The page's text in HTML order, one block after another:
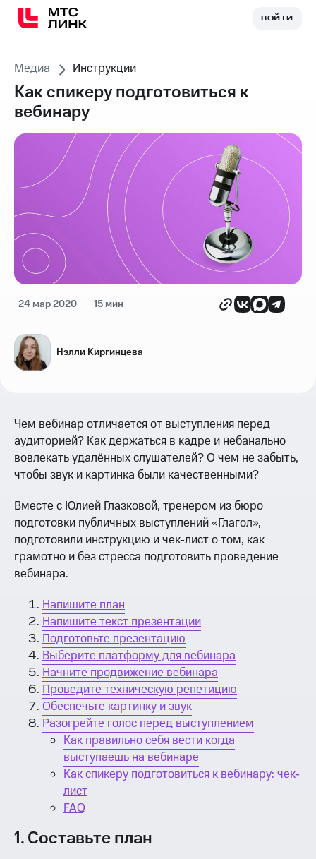
ВОЙТИВОЙТИ
Медиа Инструкции
Как спикеру подготовиться к
вебинару
24 мар 2020 15 мин
Нэлли Киргинцева
Чем вебинар отличается от выступления перед
аудиторией? Как держаться в кадре и небанально
вовлекать удалённых слушателей? О чем не забыть,
чтобы звук и картинка были качественными?
Вместе с Юлией Глазковой, тренером из бюро
подготовки публичных выступлений «Глагол»,
подготовили инструкцию и чек-лист о том, как
грамотно и без стресса подготовить проведение
вебинара.
Напишите план
Напишите текст презентации
Подготовьте презентацию
Выберите платформу для вебинара
Начните продвижение вебинара
Проведите техническую репетицию
Обеспечьте картинку и звук
Разогрейте голос перед выступлением
Как правильно себя вести когда
выступаешь на вебинаре
Как спикеру подготовиться к вебинару: чек-
лист
FAQ
1. Составьте план